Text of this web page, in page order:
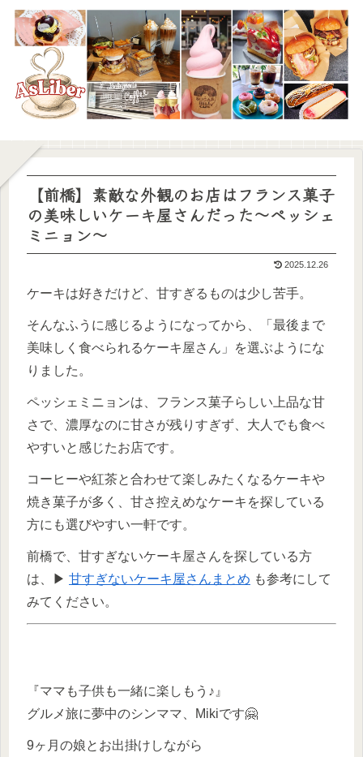
【前橋】素敵な外観のお店はフランス菓子
の美味しいケーキ屋さんだった～ペッシェ
ミニョン～
2025.12.26
ケーキは好きだけど、甘すぎるものは少し苦手。
そんなふうに感じるようになってから、「最後まで
美味しく食べられるケーキ屋さん」を選ぶようにな
りました。
ペッシェミニョンは、フランス菓子らしい上品な甘
さで、濃厚なのに甘さが残りすぎず、大人でも食べ
やすいと感じたお店です。
コーヒーや紅茶と合わせて楽しみたくなるケーキや
焼き菓子が多く、甘さ控えめなケーキを探している
方にも選びやすい一軒です。
前橋で、甘すぎないケーキ屋さんを探している方
は、▶ 甘すぎないケーキ屋さんまとめ も参考にして
みてください。
『ママも子供も一緒に楽しもう♪』
グルメ旅に夢中のシンママ、Mikiです🤗
9ヶ月の娘とお出掛けしながら